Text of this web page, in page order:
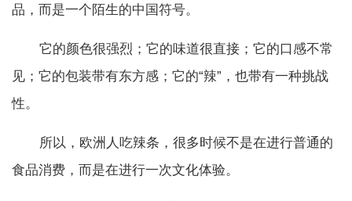
品，而是一个陌生的中国符号。
它的颜色很强烈；它的味道很直接；它的口感不常
见；它的包装带有东方感；它的“辣”，也带有一种挑战
性。
所以，欧洲人吃辣条，很多时候不是在进行普通的
食品消费，而是在进行一次文化体验。